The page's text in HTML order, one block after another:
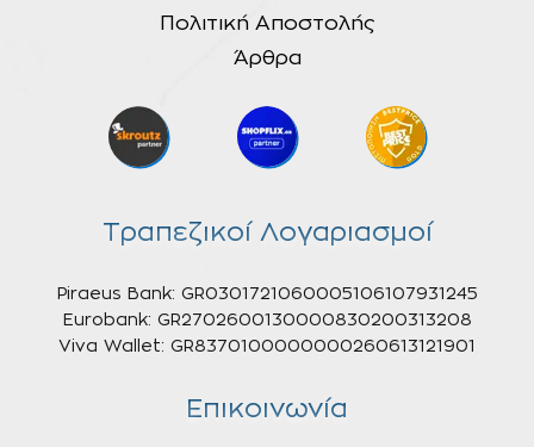
Πολιτική Αποστολής
Άρθρα
Τραπεζικοί Λογαριασμοί
Piraeus Bank: GR0301721060005106107931245
Eurobank: GR2702600130000830200313208
Viva Wallet: GR8370100000000260613121901
Επικοινωνία